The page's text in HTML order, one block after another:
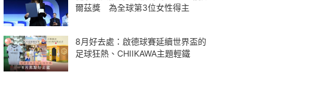
爾茲獎 為全球第3位女性得主
8月好去處：啟德球賽延續世界盃的
足球狂熱、CHIIKAWA主題輕鐵